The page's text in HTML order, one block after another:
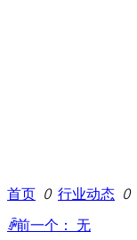
首页 ꄲ 行业动态 ꄲ
ꄴ前一个：
无